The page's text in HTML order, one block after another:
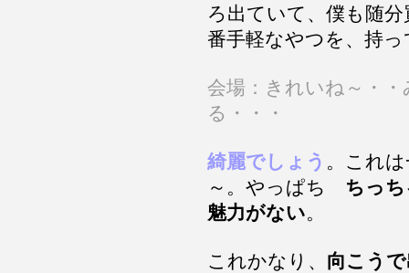
ろ出ていて、僕も随
番手軽なやつを、持
会場：きれいね～・
る・・・
綺麗でしょう 。これ
～。やっぱち ちっ
魅力がない。
これかなり、 向こう